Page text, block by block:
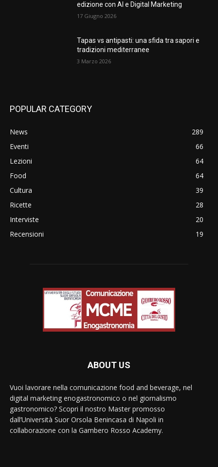
edizione con AI e Digital Marketing
17 Giugno 2026
Tapas vs antipasti: una sfida tra sapori e
tradizioni mediterranee
3 Marzo 2026
POPULAR CATEGORY
News
289
Eventi
66
Lezioni
64
Food
64
Cultura
39
Ricette
28
Interviste
20
Recensioni
19
ABOUT US
Vuoi lavorare nella comunicazione food and beverage, nel
digital marketing enogastronomico o nel giornalismo
gastronomico? Scopri il nostro Master promosso
dall’Università Suor Orsola Benincasa di Napoli in
collaborazione con la Gambero Rosso Academy.